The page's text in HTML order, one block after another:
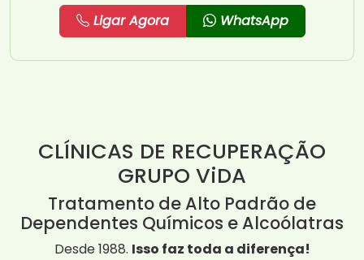
Ligar Agora WhatsApp
CLÍNICAS DE RECUPERAÇÃO
GRUPO ViDA
Tratamento de Alto Padrão de
Dependentes Químicos e Alcoólatras
Desde 1988. Isso faz toda a diferença!